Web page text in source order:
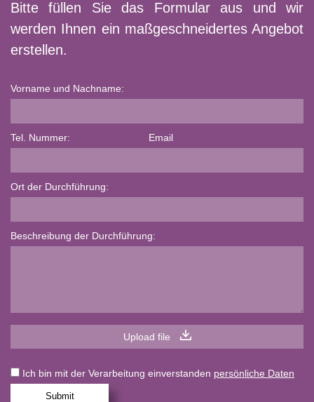
Bitte füllen Sie das Formular aus und wir
werden Ihnen ein maßgeschneidertes Angebot
erstellen.
Vorname und Nachname:
Tel. Nummer: Email
Ort der Durchführung:
Beschreibung der Durchführung:
Upload file
Ich bin mit der Verarbeitung einverstanden persönliche Daten
Submit